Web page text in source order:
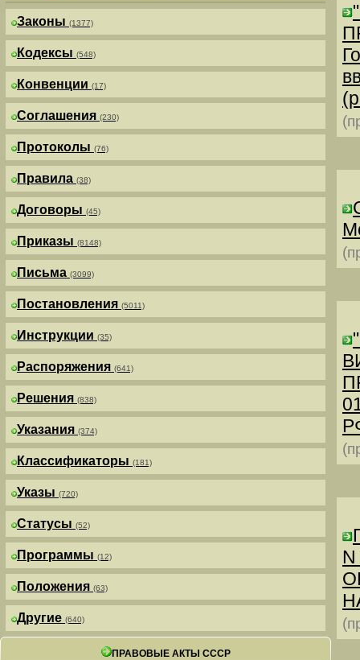
Законы (1377)
Кодексы (548)
Конвенции (17)
Соглашения (230)
Протоколы (76)
Правила (38)
Договоры (45)
Приказы (8148)
Письма (3099)
Постановления (5011)
Инструкции (35)
Распоряжения (641)
Решения (838)
Указания (374)
Классификаторы (181)
Указы (720)
Статусы (52)
Программы (12)
Положения (63)
Другие (640)
ПРАВОВЫЕ АКТЫ СССР